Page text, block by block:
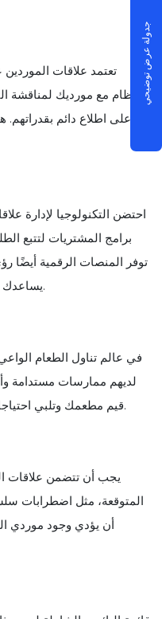
تعتمد علاقات
بانتظام مع مورديك لمناقشة
على اطلاع دائم
احتضن التكنولوجيا لإدارة
برامج المشتريات لتتبع
توفر المنصات الرقمية أيضًا
يساعدك على اتخاذ قرارات تعتمد على البيانات.
في عالم تناول الطعام
لديهم ممارسات مستدامة
قيم مطعمك وتلبي احتياجات قاعدة عملاء متزايدة الوعي بالبيئة.
يجب أن تتضمن علاقات
المتوقعة، مثل اضطرابات
أن يؤدي وجود موردي
جدولة عرض توضيحي